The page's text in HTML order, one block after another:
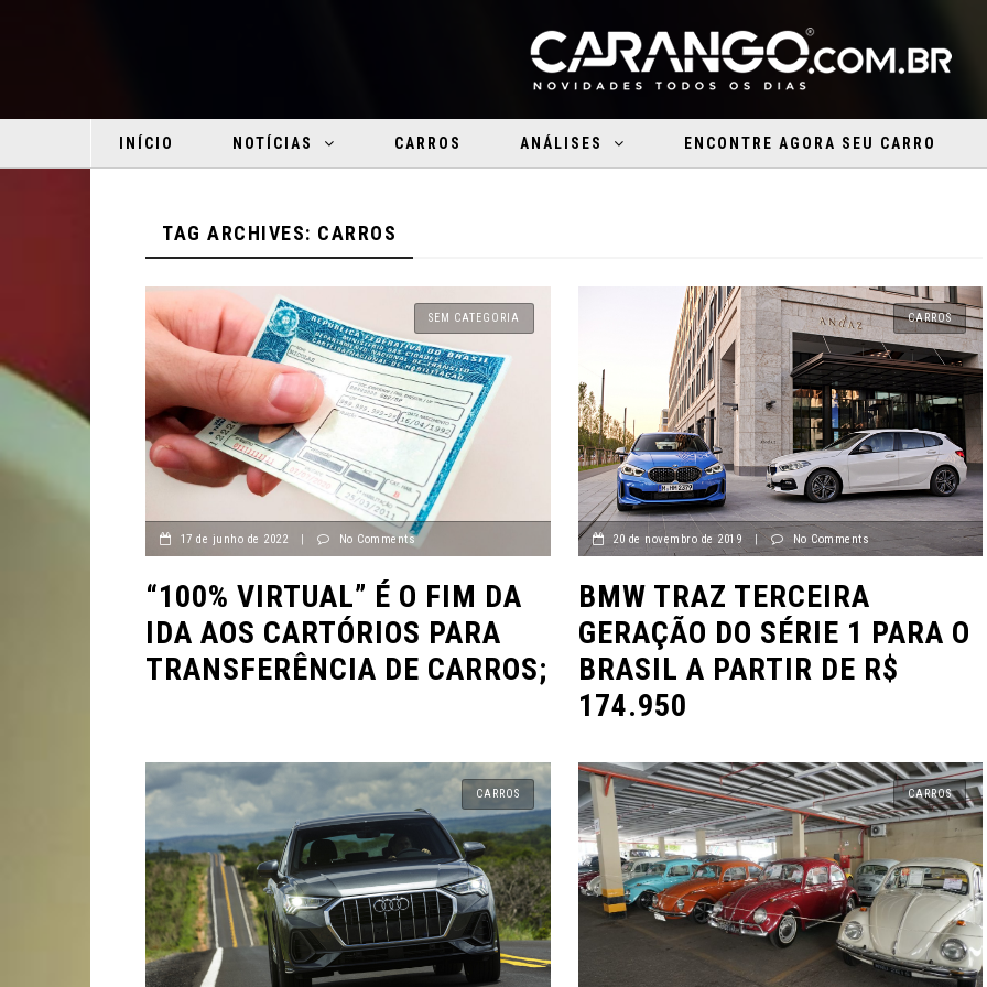
INÍCIO NOTÍCIAS CARROS ANÁLISES ENCONTRE AGORA SEU CARRO
TAG ARCHIVES: CARROS
SEM CATEGORIA
17 de junho de 2022 No Comments
“100% VIRTUAL” É O FIM DA
IDA AOS CARTÓRIOS PARA
TRANSFERÊNCIA DE CARROS;
CARROS
20 de novembro de 2019 No Comments
BMW TRAZ TERCEIRA
GERAÇÃO DO SÉRIE 1 PARA O
BRASIL A PARTIR DE R$
174.950
CARROS CARROS
VÍDEOS VÍDEOS VÍDEOS